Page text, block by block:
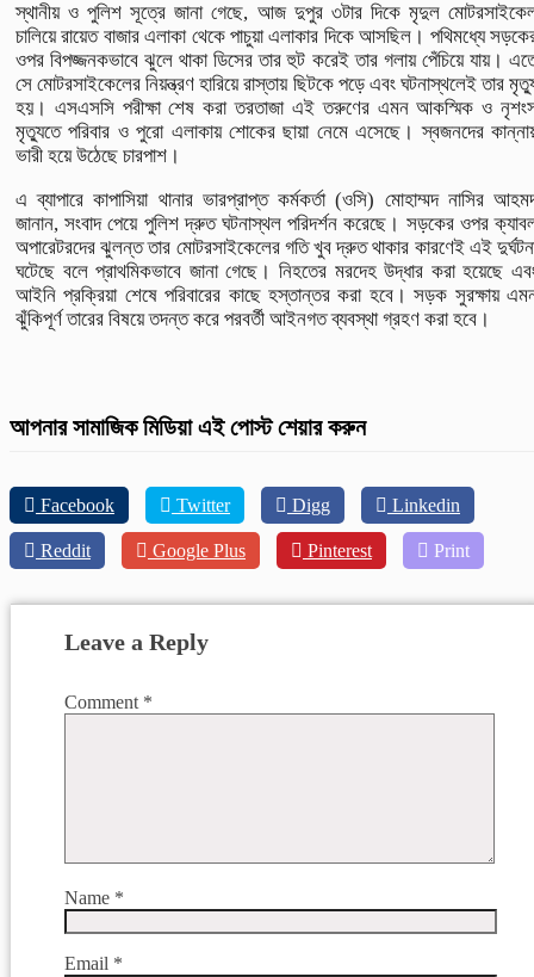
স্থানীয় ও পুলিশ সূত্রে জানা গেছে, আজ দুপুর ৩টার দিকে মৃদুল
চালিয়ে রায়েত বাজার এলাকা থেকে পাচুয়া এলাকার দিকে আসছিল। পথিমধ্যে
ওপর বিপজ্জনকভাবে ঝুলে থাকা ডিসের তার হুট করেই তার গলায় পেঁচিয়ে যায়।
সে মোটরসাইকেলের নিয়ন্ত্রণ হারিয়ে রাস্তায় ছিটকে পড়ে এবং ঘটনাস্থলেই তার
হয়। এসএসসি পরীক্ষা শেষ করা তরতাজা এই তরুণের এমন আকস্মিক ও
মৃত্যুতে পরিবার ও পুরো এলাকায় শোকের ছায়া নেমে এসেছে। স্বজনদের
ভারী হয়ে উঠেছে চারপাশ।
এ ব্যাপারে কাপাসিয়া থানার ভারপ্রাপ্ত কর্মকর্তা (ওসি) মোহাম্মদ নাসির
জানান, সংবাদ পেয়ে পুলিশ দ্রুত ঘটনাস্থল পরিদর্শন করেছে। সড়কের ওপর
অপারেটরদের ঝুলন্ত তার মোটরসাইকেলের গতি খুব দ্রুত থাকার কারণেই এই
ঘটেছে বলে প্রাথমিকভাবে জানা গেছে। নিহতের মরদেহ উদ্ধার করা হয়েছে
আইনি প্রক্রিয়া শেষে পরিবারের কাছে হস্তান্তর করা হবে। সড়ক সুরক্ষায়
ঝুঁকিপূর্ণ তারের বিষয়ে তদন্ত করে পরবর্তী আইনগত ব্যবস্থা গ্রহণ করা হবে।
আপনার সামাজিক মিডিয়া এই পোস্ট শেয়ার করুন
Facebook Twitter Digg Linkedin
Reddit Google Plus Pinterest Print
Leave a Reply
Comment *
Name *
Email *